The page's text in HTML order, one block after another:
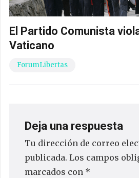
El Partido Comunista
Vaticano
ForumLibertas
Deja una respuesta
Tu dirección de correo
publicada. Los campos
marcados con *